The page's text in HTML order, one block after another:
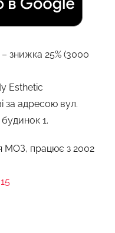
– знижка 25% (3000
Esthetic
за адресою вул.
1.
МОЗ, працює з 2002